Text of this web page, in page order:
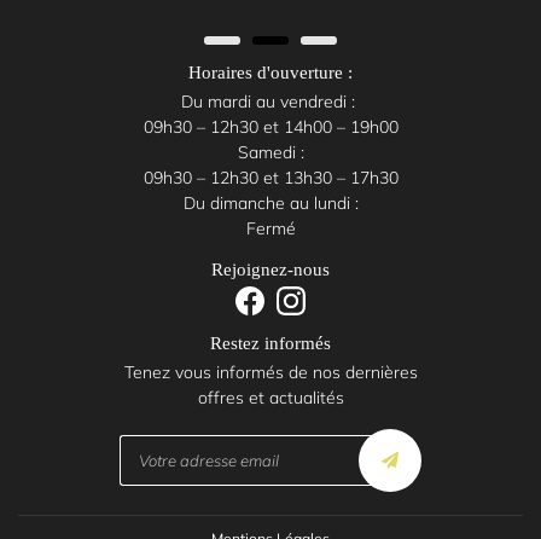
Horaires d'ouverture :
Du mardi au vendredi :
09h30 – 12h30 et 14h00 – 19h00
Samedi :
09h30 – 12h30 et 13h30 – 17h30
Du dimanche au lundi :
Fermé
Rejoignez-nous
Restez informés
Tenez vous informés de nos dernières
offres et actualités